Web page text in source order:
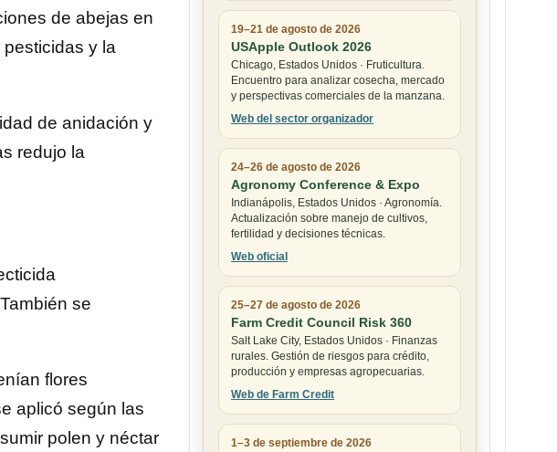
de abejas en
y la
de anidación y
redujo la
se
flores
aplicó según las
polen y néctar
19–21 de agosto de 2026
USApple Outlook 2026
Chicago, Estados Unidos · Fruticultura.
Encuentro para analizar cosecha, mercado
y perspectivas comerciales de la manzana.
Web del sector organizador
24–26 de agosto de 2026
Agronomy Conference & Expo
Indianápolis, Estados Unidos · Agronomía.
Actualización sobre manejo de cultivos,
fertilidad y decisiones técnicas.
Web oficial
25–27 de agosto de 2026
Farm Credit Council Risk 360
Salt Lake City, Estados Unidos · Finanzas
rurales. Gestión de riesgos para crédito,
producción y empresas agropecuarias.
Web de Farm Credit
1–3 de septiembre de 2026